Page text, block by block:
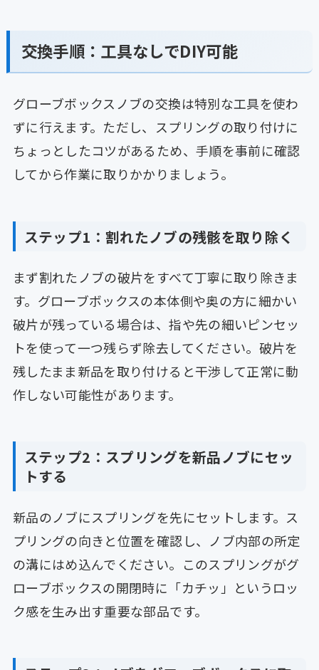
交換手順：工具なしでDIY可能
グローブボックスノブの交換は特別な工具を使わ
ずに行えます。ただし、スプリングの取り付けに
ちょっとしたコツがあるため、手順を事前に確認
してから作業に取りかかりましょう。
ステップ1：割れたノブの残骸を取り除く
まず割れたノブの破片をすべて丁寧に取り除きま
す。グローブボックスの本体側や奥の方に細かい
破片が残っている場合は、指や先の細いピンセッ
トを使って一つ残らず除去してください。破片を
残したまま新品を取り付けると干渉して正常に動
作しない可能性があります。
ステップ2：スプリングを新品ノブにセッ
トする
新品のノブにスプリングを先にセットします。ス
プリングの向きと位置を確認し、ノブ内部の所定
の溝にはめ込んでください。このスプリングがグ
ローブボックスの開閉時に「カチッ」というロッ
ク感を生み出す重要な部品です。